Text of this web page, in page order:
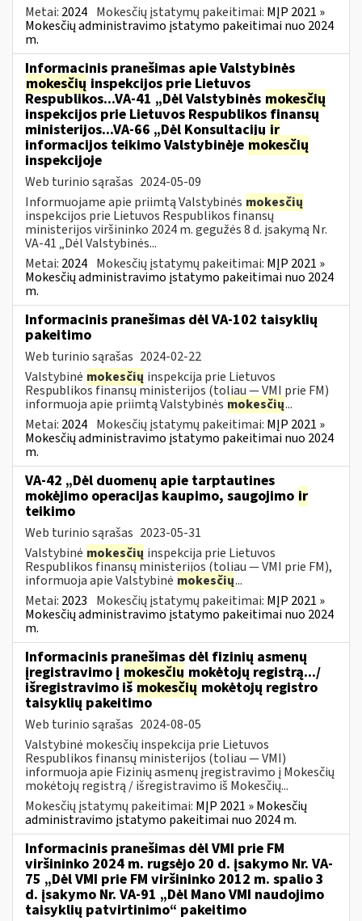
Metai: 2024 Mokesčių įstatymų pakeitimai: MĮP 2021 »
Mokesčių administravimo įstatymo pakeitimai nuo 2024
m.
Informacinis pranešimas apie Valstybinės
mokesčių inspekcijos prie Lietuvos
Respublikos...VA-41 „Dėl Valstybinės mokesčių
inspekcijos prie Lietuvos Respublikos finansų
ministerijos...VA-66 „Dėl Konsultacijų ir
informacijos teikimo Valstybinėje mokesčių
inspekcijoje
Web turinio sąrašas 2024-05-09
Informuojame apie priimtą Valstybinės mokesčių
inspekcijos prie Lietuvos Respublikos finansų
ministerijos viršininko 2024 m. gegužės 8 d. įsakymą Nr.
VA-41 „Dėl Valstybinės...
Metai: 2024 Mokesčių įstatymų pakeitimai: MĮP 2021 »
Mokesčių administravimo įstatymo pakeitimai nuo 2024
m.
Informacinis pranešimas dėl VA-102 taisyklių
pakeitimo
Web turinio sąrašas 2024-02-22
Valstybinė mokesčių inspekcija prie Lietuvos
Respublikos finansų ministerijos (toliau ― VMI prie FM)
informuoja apie priimtą Valstybinės mokesčių...
Metai: 2024 Mokesčių įstatymų pakeitimai: MĮP 2021 »
Mokesčių administravimo įstatymo pakeitimai nuo 2024
m.
VA-42 „Dėl duomenų apie tarptautines
mokėjimo operacijas kaupimo, saugojimo ir
teikimo
Web turinio sąrašas 2023-05-31
Valstybinė mokesčių inspekcija prie Lietuvos
Respublikos finansų ministerijos (toliau ― VMI prie FM),
informuoja apie Valstybinė mokesčių...
Metai: 2023 Mokesčių įstatymų pakeitimai: MĮP 2021 »
Mokesčių administravimo įstatymo pakeitimai nuo 2024
m.
Informacinis pranešimas dėl fizinių asmenų
įregistravimo į mokesčių mokėtojų registrą.../
išregistravimo išmokesčių mokėtojų registro
taisyklių pakeitimo
Web turinio sąrašas 2024-08-05
Valstybinė mokesčių inspekcija prie Lietuvos
Respublikos finansų ministerijos (toliau — VMI)
informuoja apie Fizinių asmenų įregistravimo į Mokesčių
mokėtojų registrą / išregistravimo iš Mokesčių...
Mokesčių įstatymų pakeitimai: MĮP 2021 » Mokesčių
administravimo įstatymo pakeitimai nuo 2024 m.
Informacinis pranešimas dėl VMI prie FM
viršininko 2024 m. rugsėjo 20 d. įsakymo Nr. VA-
75 „Dėl VMI prie FM viršininko 2012 m. spalio 3
d. įsakymo Nr. VA-91 „Dėl Mano VMI naudojimo
taisyklių patvirtinimo“ pakeitimo